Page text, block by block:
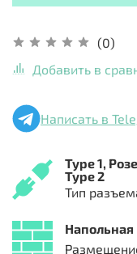
(0)
Добавить в
Напольная
Type 1,
Type 2
Тип
Написать в